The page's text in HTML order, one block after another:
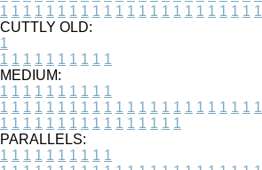
1 1 1 1 1 1 1 1 1 1 1 1 1 1 1 1 1 1 1 1 1 1 1
CUTTLY OLD:
1
1 1 1 1 1 1 1 1 1 1
MEDIUM:
1 1 1 1 1 1 1 1 1 1
1 1 1 1 1 1 1 1 1 1 1 1 1 1 1 1 1 1 1 1 1 1 1
1 1 1 1 1 1 1 1 1 1 1 1 1 1 1 1
PARALLELS:
1 1 1 1 1 1 1 1 1 1